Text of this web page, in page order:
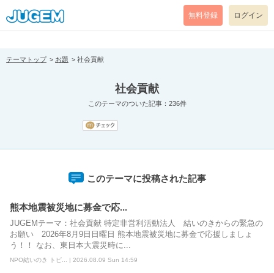
[pear_error: message="Success" code=0 mode=return level=notice
prefix="" info=""]
無料登録 ログイン
テーマトップ お題 社会貢献
社会貢献
このテーマのついた記事：236件
このテーマに投稿された記事
熊本地震被災地に募金で応...
JUGEMテーマ：社会貢献 特定非営利活動法人 結いのきからの緊急の
お願い 2026年8月9日日曜日 熊本地震被災地に募金で応援しましょ
う！！ なお、東日本大震災時に...
NPO結いのき トピ... | 2026.08.09 Sun 14:59